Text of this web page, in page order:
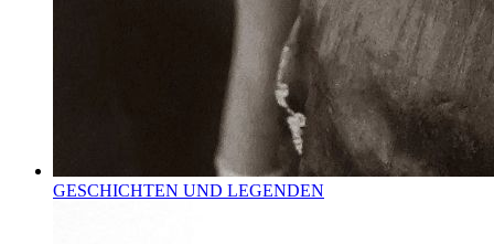
GESCHICHTEN UND LEGENDEN